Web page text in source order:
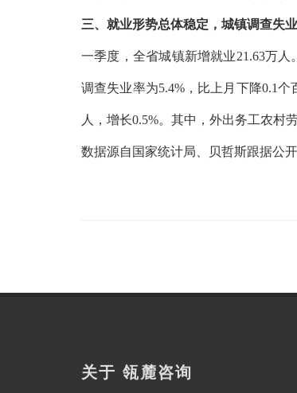
三、就业形势总体稳定，城镇调查失
一季度，全省城镇新增就业21.63万
调查失业率为5.4%，比上月下降0.1
人，增长0.5%。其中，外出务工农村
数据源自国家统计局、贝哲斯跟据公
关于 瓴麓咨询